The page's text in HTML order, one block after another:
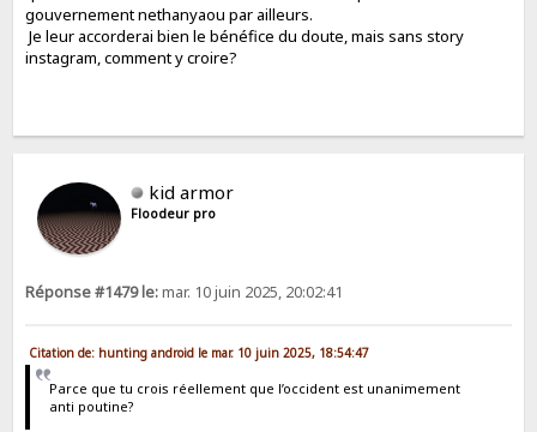
gouvernement nethanyaou par ailleurs.
Je leur accorderai bien le bénéfice du doute, mais sans story
instagram, comment y croire?
kid armor
Floodeur pro
Réponse #1479 le:mar. 10 juin 2025, 20:02:41
Citation de: hunting android le mar. 10 juin 2025, 18:54:47
Parce que tu crois réellement que l’occident est unanimement
anti poutine?